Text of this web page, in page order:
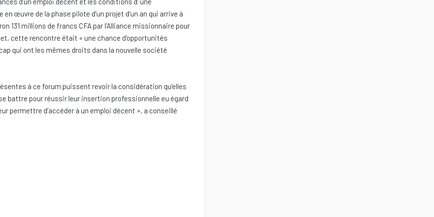
œuvre de la phase pilote d’un projet d’un an qui arrive à
131 millions de francs CFA par l’Alliance missionnaire pour
cette rencontre était « une chance d’opportunités
qui ont les mêmes droits dans la nouvelle société
à ce forum puissent revoir la considération qu’elles
battre pour réussir leur insertion professionnelle eu égard
permettre d’accéder à un emploi décent », a conseillé